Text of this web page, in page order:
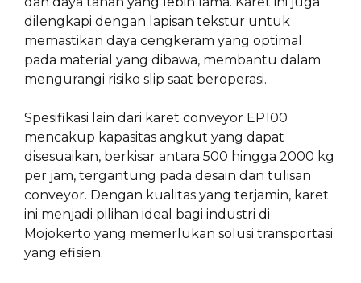
dilengkapi dengan lapisan tekstur untuk
memastikan daya cengkeram yang optimal
pada material yang dibawa, membantu dalam
mengurangi risiko slip saat beroperasi.
Spesifikasi lain dari karet conveyor EP100
mencakup kapasitas angkut yang dapat
disesuaikan, berkisar antara 500 hingga 2000 kg
per jam, tergantung pada desain dan tulisan
conveyor. Dengan kualitas yang terjamin, karet
ini menjadi pilihan ideal bagi industri di
Mojokerto yang memerlukan solusi transportasi
yang efisien.